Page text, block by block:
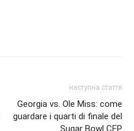
наступна стаття
Georgia vs. Ole Miss: come
guardare i quarti di finale del
Sugar Bowl CFP